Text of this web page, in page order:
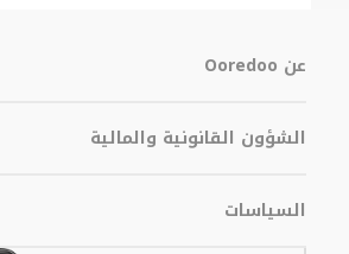
عن Ooredoo
الشؤون القانونية والمالية
السياسات